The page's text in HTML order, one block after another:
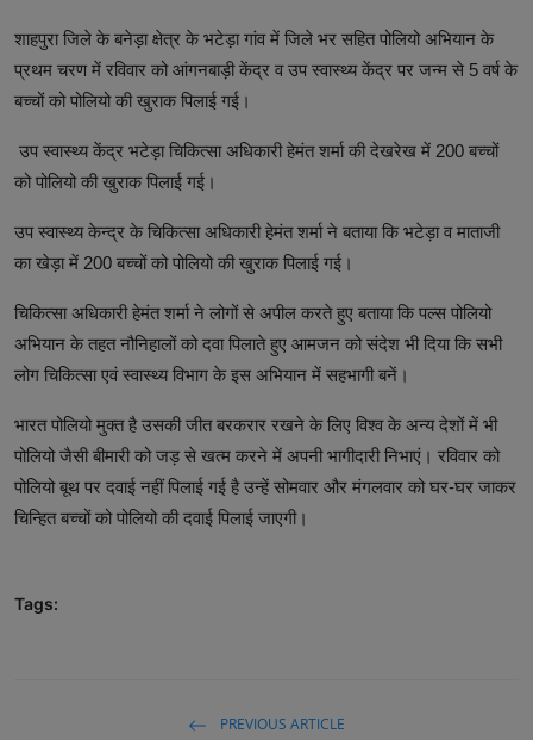
शाहपुरा जिले के बनेड़ा क्षेत्र के भटेड़ा गांव में जिले भर सहित पोलियो अभियान के
प्रथम चरण में रविवार को आंगनबाड़ी केंद्र व उप स्वास्थ्य केंद्र पर जन्म से 5 वर्ष के
बच्चों को पोलियो की खुराक पिलाई गई।
उप स्वास्थ्य केंद्र भटेड़ा चिकित्सा अधिकारी हेमंत शर्मा की देखरेख में 200 बच्चों
को पोलियो की खुराक पिलाई गई।
उप स्वास्थ्य केन्द्र के चिकित्सा अधिकारी हेमंत शर्मा ने बताया कि भटेड़ा व माताजी
का खेड़ा में 200 बच्चों को पोलियो की खुराक पिलाई गई।
चिकित्सा अधिकारी हेमंत शर्मा ने लोगों से अपील करते हुए बताया कि पल्स पोलियो
अभियान के तहत नौनिहालों को दवा पिलाते हुए आमजन को संदेश भी दिया कि सभी
लोग चिकित्सा एवं स्वास्थ्य विभाग के इस अभियान में सहभागी बनें।
भारत पोलियो मुक्त है उसकी जीत बरकरार रखने के लिए विश्व के अन्य देशों में भी
पोलियो जैसी बीमारी को जड़ से खत्म करने में अपनी भागीदारी निभाएं। रविवार को
पोलियो बूथ पर दवाई नहीं पिलाई गई है उन्हें सोमवार और मंगलवार को घर-घर जाकर
चिन्हित बच्चों को पोलियो की दवाई पिलाई जाएगी।
Tags:
PREVIOUS ARTICLE